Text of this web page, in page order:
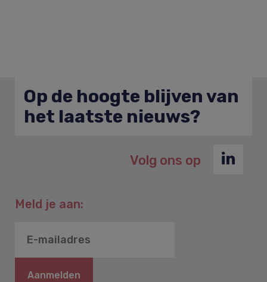
Op de hoogte blijven van
het laatste nieuws?
Volg ons op
Meld je aan:
Aanmelden